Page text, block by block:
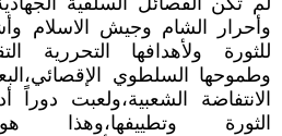
وأحرار الشام وجيش الاسلام
للثورة ولأهدافها التحررية
وطموحها السلطوي
الانتفاضة الشعبية،ولعبت دوراً
الثورة